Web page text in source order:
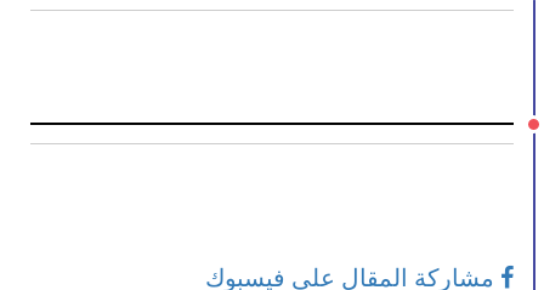
مشاركة المقال على فيسبوك